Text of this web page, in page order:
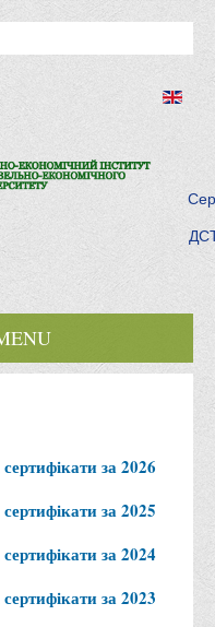
діям
за 2026
за 2025
за 2024
за 2023